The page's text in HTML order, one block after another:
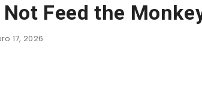
Not Feed the
17, 2026